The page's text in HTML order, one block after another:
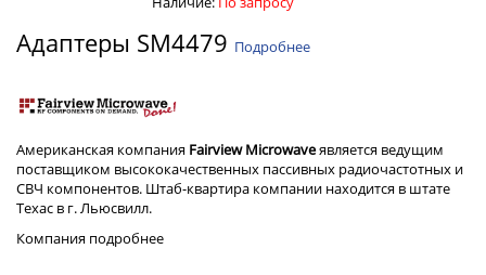
Адаптеры SM4479 Подробнее
Американская компания Fairview Microwaveявляется ведущим
поставщиком высококачественных пассивных радиочастотных и
СВЧ компонентов. Штаб-квартира компании находится в штате
Техас в г. Льюсвилл.
Компания подробнее